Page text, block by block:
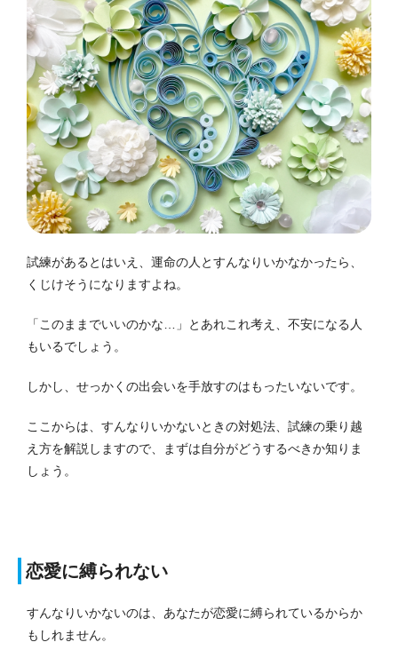
試練があるとはいえ、運命の人とすんなりいかなかったら、
くじけそうになりますよね。
「このままでいいのかな…」とあれこれ考え、不安になる人
もいるでしょう。
しかし、せっかくの出会いを手放すのはもったいないです。
ここからは、すんなりいかないときの対処法、試練の乗り越
え方を解説しますので、まずは自分がどうするべきか知りま
しょう。
恋愛に縛られない
すんなりいかないのは、あなたが恋愛に縛られているからか
もしれません。